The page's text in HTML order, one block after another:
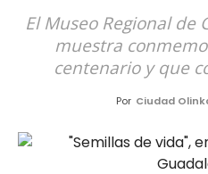
El Museo Regional
muestra
centenario y que
Por Ciudad